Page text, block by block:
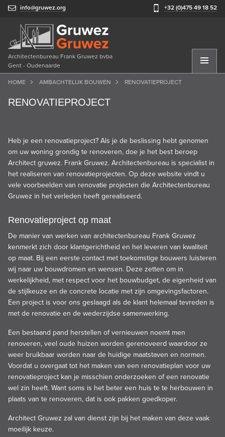
info@gruwez.org +32 (0)475 49 18 52
Architectenbureau Frank Gruwez bvba
Gent - Oudenaarde
HOME AMBACHTELIJK BOUWEN RENOVATIEPROJECT
RENOVATIEPROJECT
Heb je een renovatieproject? Als je de beslissing hebt genomen
om uw woning grondig te renoveren, doe je het best beroep
Architect gruwez. Frank Gruwez. Architectenbureau is specialist in
het realiseren van renovatieprojecten. Op deze website vindt u
vele voorbeelden van renovatie projecten die Architectenbureau
Gruwez in het verleden heeft gerealiseerd.
Renovatieproject op maat
De manier van werken van architectenbureau Frank Gruwez
kenmerkt zich door klantgerichtheid en het leveren van kwaliteit
op maat. Bij een eerste contact met toekomstige bouwers luisteren
wij naar uw bouwdromen en wensen. Deze zetten om in
werkelijkheid, met respect voor het bouwbudget, de eigenheid van
de stijlkeuze en de concrete locatie met zijn omgevingsfactoren.
Een project is voor ons geslaagd als de klant helemaal tevreden is
met de renovatie en de wederzijdse samenwerking.
Een bestaand pand herstellen of vernieuwen noemt men
renoveren, veel oude huizen worden gerenoveerd waardoor ze
weer bruikbaar worden naar de huidige maatstaven en normen.
Voordat u overgaat tot het maken van een renovatieplan voor uw
renovatieproject kan je misschien onderzoeken of een renovatie
wel zin heeft. Want soms is het beter een huis te te herbouwen in
plaats van te renoveren, dat is ook pakken goedkoper.
Architect Gruwez zal van dienst zijn bij het maken van deze vaak
moeilijk keuze.